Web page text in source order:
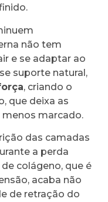
não tem
e se adaptar ao
suporte natural,
, criando o
que deixa as
menos marcado.
das camadas
a perda
colágeno, que é
acaba não
de retração do